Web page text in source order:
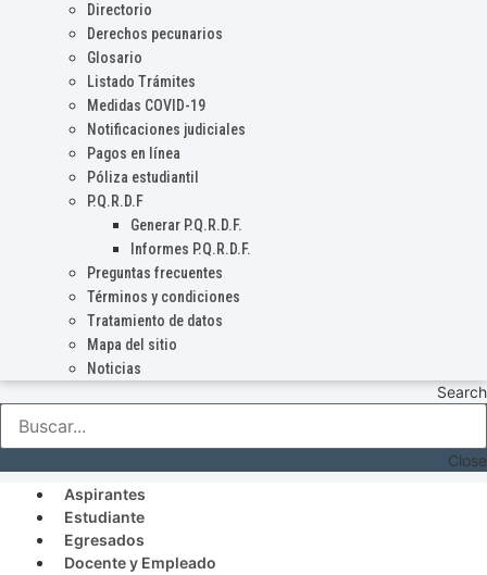
Directorio
Derechos pecunarios
Glosario
Listado Trámites
Medidas COVID-19
Notificaciones judiciales
Pagos en línea
Póliza estudiantil
P.Q.R.D.F
Generar P.Q.R.D.F.
Informes P.Q.R.D.F.
Preguntas frecuentes
Términos y condiciones
Tratamiento de datos
Mapa del sitio
Noticias
Search
Close
Aspirantes
Estudiante
Egresados
Docente y Empleado